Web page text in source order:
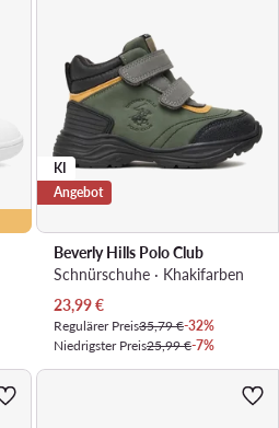
KI
Angebot
Beverly Hills Polo Club
Schnürschuhe · Khakifarben
Aktueller Preis
23,99€
Regulärer Preis35,79 €-32%
Niedrigster Preis25,99 €-7%